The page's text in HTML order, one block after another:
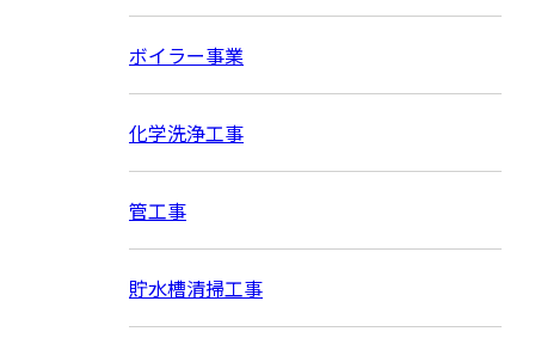
ボイラー事業
化学洗浄工事
管工事
貯水槽清掃工事